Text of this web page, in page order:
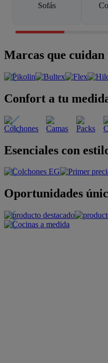
Sofás
Marcas que cuidan
Confort a tu
Esenciales con
Oportunidades